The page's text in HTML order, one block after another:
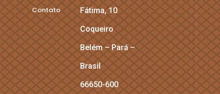
Contato
Fátima, 10
Coqueiro
Belém – Pará –
Brasil
66650-600